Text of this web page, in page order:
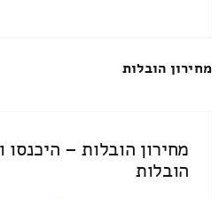
מחירון הובלות
מחירון הובלות –
הובלות